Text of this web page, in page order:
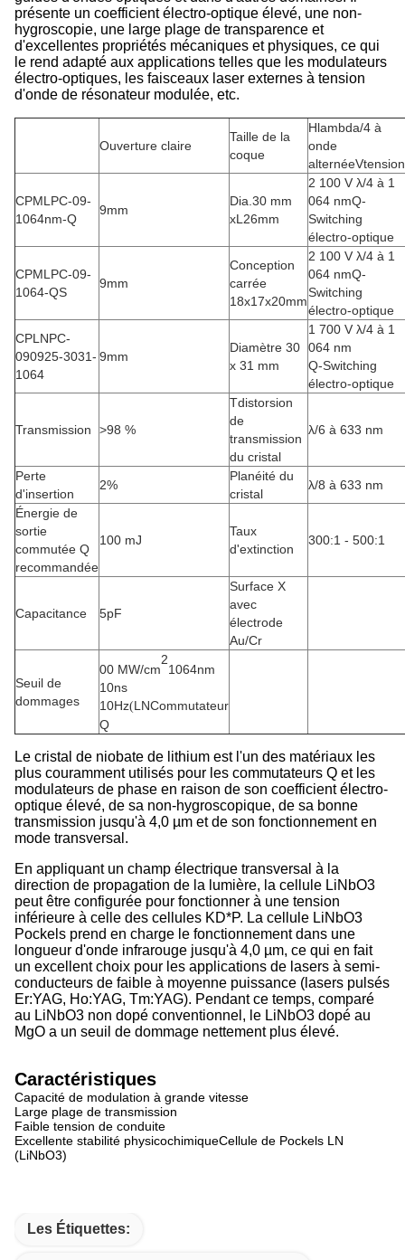
présente un coefficient électro-optique élevé, une non-
hygroscopie, une large plage de transparence et
d'excellentes propriétés mécaniques et physiques, ce qui
le rend adapté aux applications telles que les modulateurs
électro-optiques, les faisceaux laser externes à tension
d'onde de résonateur modulée, etc.
Ouverture claire
Taille de la
coque
Hlambda/4 à
onde
alternéeVtension
CPMLPC-09-
1064nm-Q
9mm
Dia. 30 mm
xL 26mm
2 100 V λ/4 à 1
064 nmQ-
Switching
électro-optique
CPMLPC-09-
1064-QS
9mm
Conception
carrée
18x17x20mm
2 100 V λ/4 à 1
064 nmQ-
Switching
électro-optique
CPLNPC-
090925-3031-
1064
9mm
Diamètre 30
x 31 mm
1 700 V λ/4 à 1
064 nm
Q-Switching
électro-optique
Transmission >98 %
Tdistorsion
de
transmission
du cristal
λ/6 à 633 nm
Perte
d'insertion
2%
Planéité du
cristal
λ/8 à 633 nm
Énergie de
sortie
commutée Q
recommandée
100 mJ
Taux
d'extinction
300:1 - 500:1
Capacitance 5pF
Surface X
avec
électrode
Au/Cr
Seuil de
dommages
00 MW/cm
2
1064nm
10ns
10Hz(LNCommutateur
Q
Le cristal de niobate de lithium est l'un des matériaux les
plus couramment utilisés pour les commutateurs Q et les
modulateurs de phase en raison de son coefficient électro-
optique élevé, de sa non-hygroscopique, de sa bonne
transmission jusqu'à 4,0 µm et de son fonctionnement en
mode transversal.
En appliquant un champ électrique transversal à la
direction de propagation de la lumière, la cellule LiNbO3
peut être configurée pour fonctionner à une tension
inférieure à celle des cellules KD*P. La cellule LiNbO3
Pockels prend en charge le fonctionnement dans une
longueur d'onde infrarouge jusqu'à 4,0 µm, ce qui en fait
un excellent choix pour les applications de lasers à semi-
conducteurs de faible à moyenne puissance (lasers pulsés
Er:YAG, Ho:YAG, Tm:YAG). Pendant ce temps, comparé
au LiNbO3 non dopé conventionnel, le LiNbO3 dopé au
MgO a un seuil de dommage nettement plus élevé.
Caractéristiques
Capacité de modulation à grande vitesse
Large plage de transmission
Faible tension de conduite
Excellente stabilité physicochimiqueCellule de Pockels LN
(LiNbO3)
Les Étiquettes: